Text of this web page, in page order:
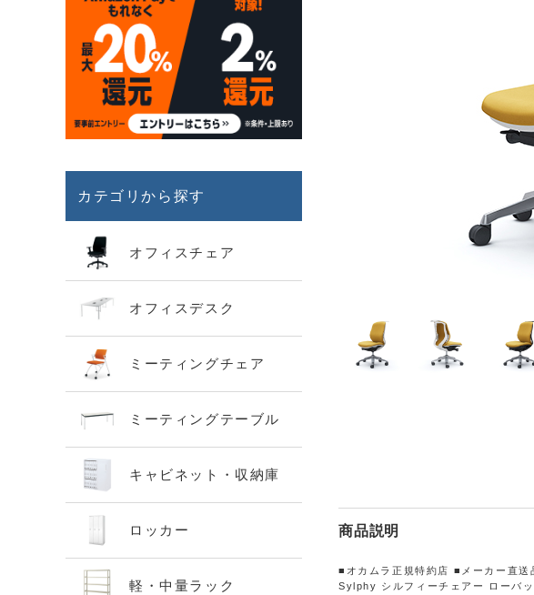
商品説明
■オカムラ正規特約店 ■メーカー直
Sylphy シルフィーチェアー ローバ
カテゴリから探す
オフィスチェア
オフィスデスク
ミーティングチェア
ミーティングテーブル
キャビネット・収納庫
ロッカー
軽・中量ラック